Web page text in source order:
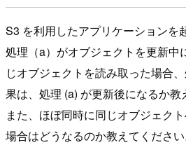
S3 を利用したアプリケーションを
処理（a）がオブジェクトを更新中
じオブジェクトを読み取った場合
果は、処理 (a) が更新後になるか教
また、ほぼ同時に同じオブジェク
場合はどうなるのか教えてください